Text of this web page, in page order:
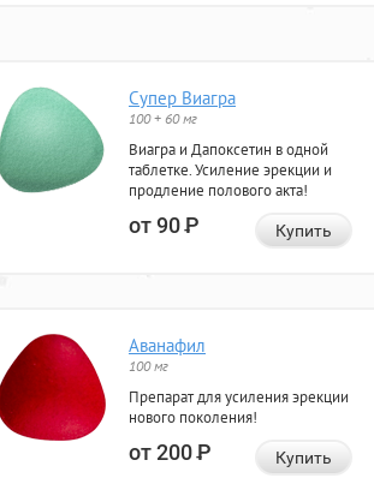
Супер Виагра
100 + 60 мг
Виагра и Дапоксетин в одной
таблетке. Усиление эрекции и
продление полового акта!
от 90Р Купить
Аванафил
100 мг
Препарат для усиления эрекции
нового поколения!
от 200Р Купить